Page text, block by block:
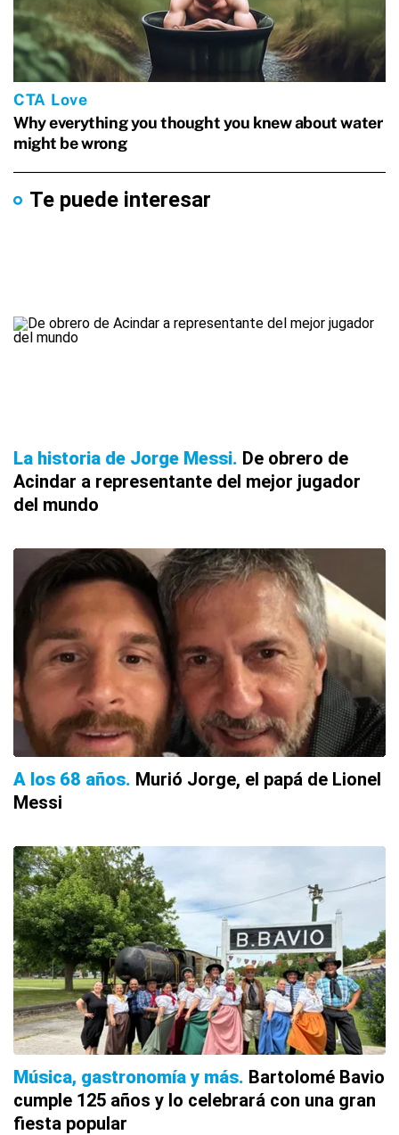
Te puede interesar
La historia de Jorge Messi De obrero de
Acindar a representante del mejor jugador
del mundo
A los 68 años Murió Jorge, el papá de Lionel
Messi
Música, gastronomía y más Bartolomé Bavio
cumple 125 años y lo celebrará con una gran
fiesta popular